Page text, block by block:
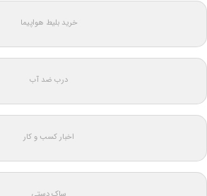
خرید بلیط هواپیما
درب ضد آب
اخبار کسب و کار